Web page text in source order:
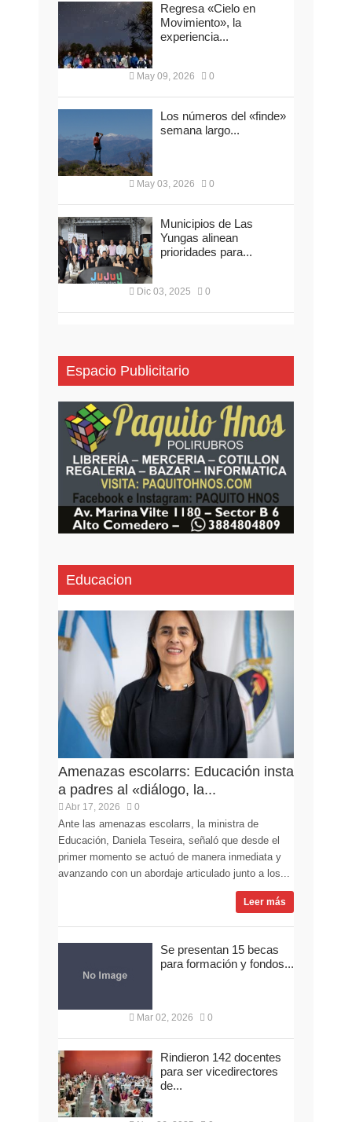
Regresa «Cielo en
Movimiento», la
experiencia...
May 09, 2026 0
Los números del «finde»
semana largo...
May 03, 2026 0
Municipios de Las
Yungas alinean
prioridades para...
Dic 03, 2025 0
Espacio Publicitario
Educacion
Amenazas escolarrs: Educación insta
a padres al «diálogo, la...
Abr 17, 2026 0
Ante las amenazas escolarrs, la ministra de
Educación, Daniela Teseira, señaló que desde el
primer momento se actuó de manera inmediata y
avanzando con un abordaje articulado junto a los...
Leer más
Se presentan 15 becas
para formación y fondos...
Mar 02, 2026 0
Rindieron 142 docentes
para ser vicedirectores
de...